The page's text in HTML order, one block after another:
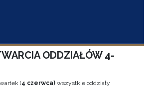
ODDZIAŁÓW 4-
(4 czerwca) wszystkie oddziały